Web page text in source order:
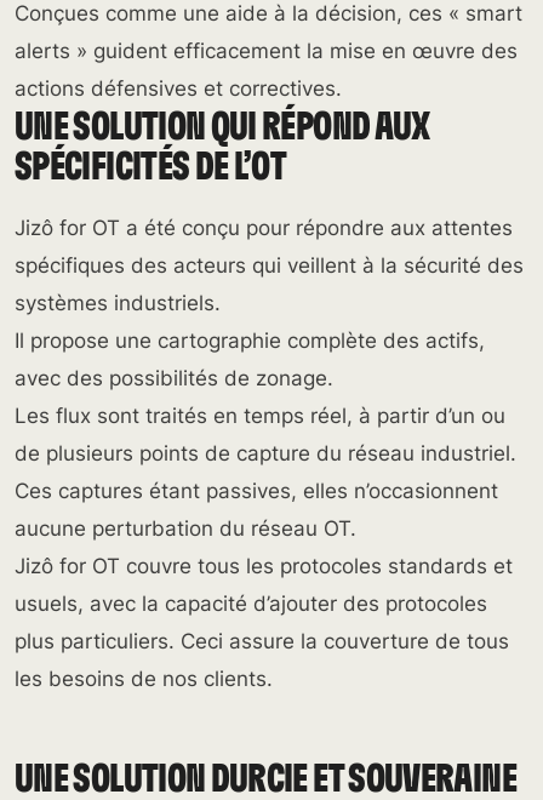
Conçues comme une aide à la décision, ces « smart
alerts » guident efficacement la mise en œuvre des
actions défensives et correctives.
UNE SOLUTION QUI RÉPOND AUX
SPÉCIFICITÉS DE L’OT
Jizô for OT a été conçu pour répondre aux attentes
spécifiques des acteurs qui veillent à la sécurité des
systèmes industriels.
Il propose une cartographie complète des actifs,
avec des possibilités de zonage.
Les flux sont traités en temps réel, à partir d’un ou
de plusieurs points de capture du réseau industriel.
Ces captures étant passives, elles n’occasionnent
aucune perturbation du réseau OT.
Jizô for OT couvre tous les protocoles standards et
usuels, avec la capacité d’ajouter des protocoles
plus particuliers. Ceci assure la couverture de tous
les besoins de nos clients.
UNE SOLUTION DURCIE ET SOUVERAINE